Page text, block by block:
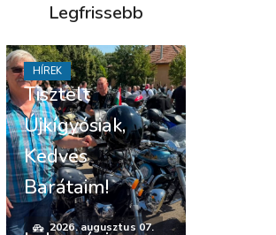
Legfrissebb
Tisztelt
Újkígyósiak,
Kedves
Barátaim!
2026. augusztus 07.
HÍREK